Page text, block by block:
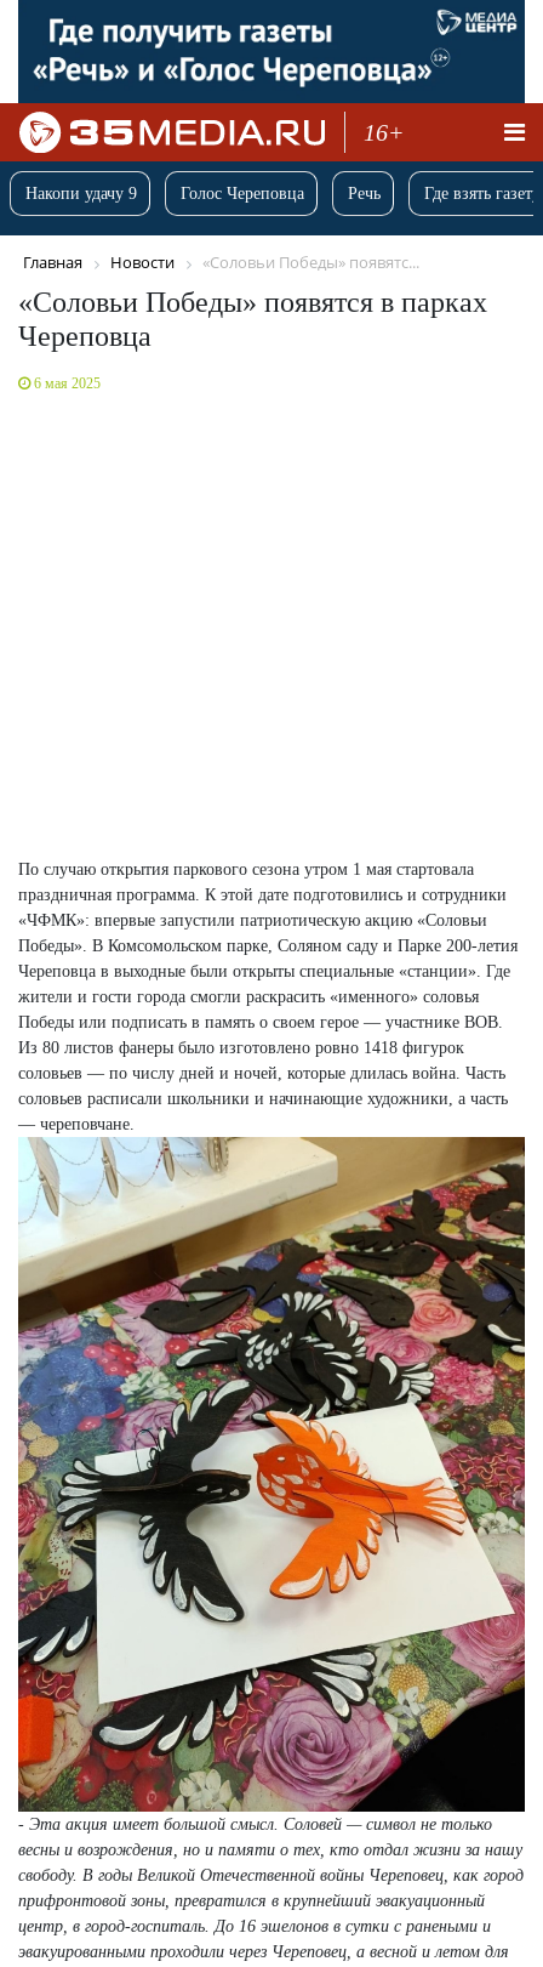
16+
Накопи удачу 9 Голос Череповца Речь Где взять
Главная Новости «Соловьи Победы» появятс...
«Соловьи Победы» появятся в парках
Череповца
6 мая 2025
По случаю открытия паркового сезона утром 1 мая стартовала
праздничная программа. К этой дате подготовились и сотрудники
«ЧФМК»: впервые запустили патриотическую акцию «Соловьи
Победы». В Комсомольском парке, Соляном саду и Парке 200-летия
Череповца в выходные были открыты специальные «станции». Где
жители и гости города смогли раскрасить «именного» соловья
Победы или подписать в память о своем герое — участнике ВОВ.
Из 80 листов фанеры было изготовлено ровно 1418 фигурок
соловьев — по числу дней и ночей, которые длилась война. Часть
соловьев расписали школьники и начинающие художники, а часть
— череповчане.
- Эта акция имеет большой смысл. Соловей — символ не только
весны и возрождения, но и памяти о тех, кто отдал жизни за нашу
свободу. В годы Великой Отечественной войны Череповец, как город
прифронтовой зоны, превратился в крупнейший эвакуационный
центр, в город-госпиталь. До 16 эшелонов в сутки с ранеными и
эвакуированными проходили через Череповец, а весной и летом для